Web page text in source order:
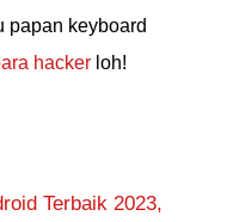
papan keyboard
hacker loh!
Terbaik 2023,